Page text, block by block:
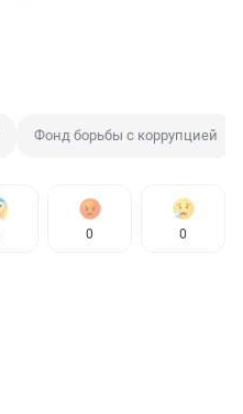
Фонд борьбы с коррупцией
0 0